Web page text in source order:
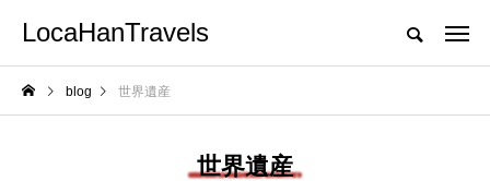
LocaHanTravels
blog 世界遺産
世界遺産